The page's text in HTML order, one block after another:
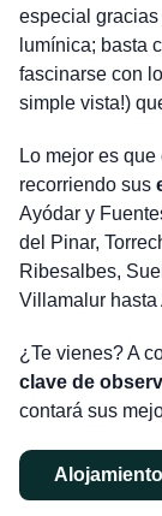
especial
lumínica; basta
fascinarse con
simple vista!)
Lo mejor es
recorriendo sus
Ayódar y
del Pinar,
Ribesalbes,
Villamalur hasta
¿Te vienes? A
clave de
contará sus